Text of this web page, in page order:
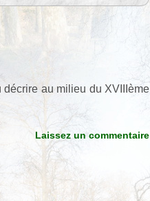
au milieu du XVIIIème
Laissez un commentaire